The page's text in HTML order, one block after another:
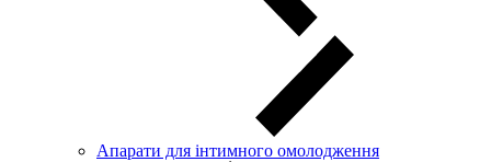
Апарати для інтимного омолодження